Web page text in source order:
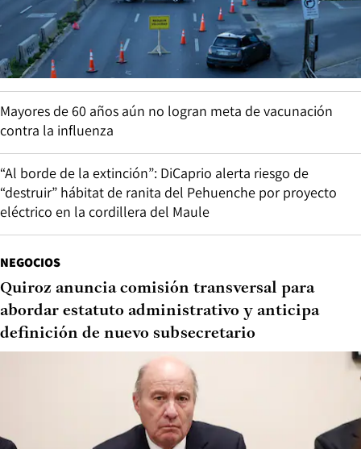
Mayores de 60 años aún no logran meta de vacunación
contra la influenza
“Al borde de la extinción”: DiCaprio alerta riesgo de
“destruir” hábitat de ranita del Pehuenche por proyecto
eléctrico en la cordillera del Maule
NEGOCIOS
Quiroz anuncia comisión transversal para
abordar estatuto administrativo y anticipa
definición de nuevo subsecretario